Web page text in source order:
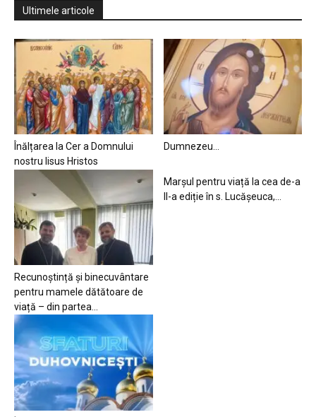
Ultimele articole
Înălțarea la Cer a Domnului
nostru Iisus Hristos
Dumnezeu…
Recunoștință și binecuvântare
pentru mamele dătătoare de
viață – din partea...
Marșul pentru viață la cea de-a
II-a ediție în s. Lucășeuca,...